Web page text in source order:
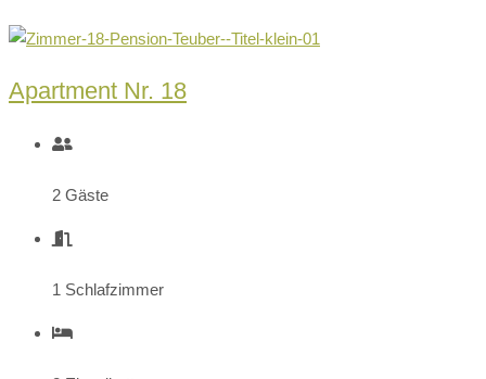
Apartment Nr. 18
2 Gäste
1 Schlafzimmer